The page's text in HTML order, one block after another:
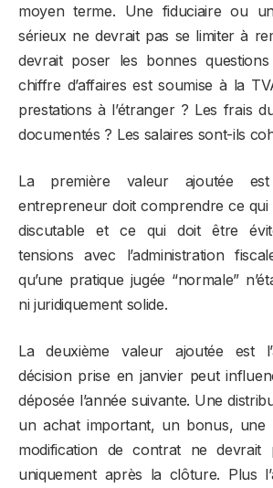
moyen terme. Une fiduciaire ou
sérieux ne devrait pas se limiter à
devrait poser les bonnes
chiffre d’affaires est soumise à la
prestations à l’étranger ? Les frais
documentés ? Les salaires sont-ils
La première valeur ajoutée
entrepreneur doit comprendre ce qui
discutable et ce qui doit être
tensions avec l’administration
qu’une pratique jugée “normale”
ni juridiquement solide.
La deuxième valeur ajoutée est
décision prise en janvier peut
déposée l’année suivante. Une
un achat important, un bonus, une
modification de contrat ne devrait
uniquement après la clôture. Plus